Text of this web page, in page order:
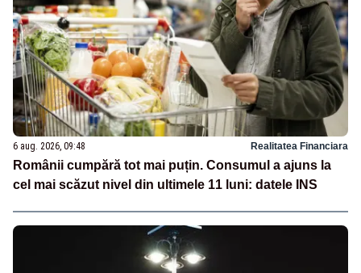
6 aug. 2026, 09:48 Realitatea Financiara
Românii cumpără tot mai puțin. Consumul a ajuns la
cel mai scăzut nivel din ultimele 11 luni: datele INS